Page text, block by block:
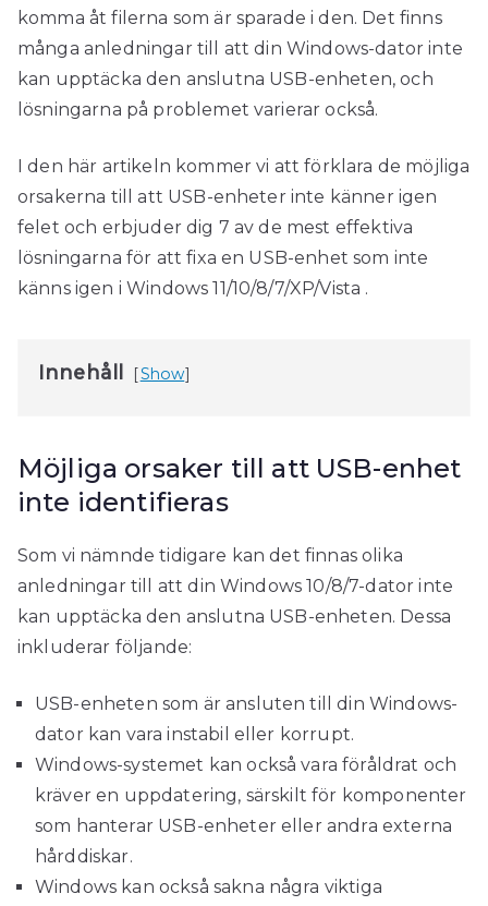
komma åt filerna som är sparade i den. Det finns
många anledningar till att din Windows-dator inte
kan upptäcka den anslutna USB-enheten, och
lösningarna på problemet varierar också.
I den här artikeln kommer vi att förklara de möjliga
orsakerna till att USB-enheter inte känner igen
felet och erbjuder dig 7 av de mest effektiva
lösningarna för att fixa en USB-enhet som inte
känns igen i Windows 11/10/8/7/XP/Vista .
Innehåll Show
Möjliga orsaker till att USB-enhet
inte identifieras
Som vi nämnde tidigare kan det finnas olika
anledningar till att din Windows 10/8/7-dator inte
kan upptäcka den anslutna USB-enheten. Dessa
inkluderar följande:
USB-enheten som är ansluten till din Windows-
dator kan vara instabil eller korrupt.
Windows-systemet kan också vara föråldrat och
kräver en uppdatering, särskilt för komponenter
som hanterar USB-enheter eller andra externa
hårddiskar.
Windows kan också sakna några viktiga